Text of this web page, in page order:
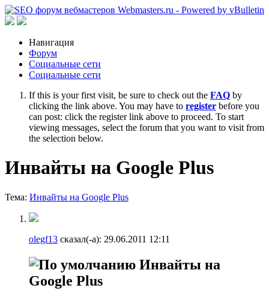
Навигация
Форум
Cоциальные сети
Социальные сети
If this is your first visit, be sure to check out the FAQ by
clicking the link above. You may have to register before you
can post: click the register link above to proceed. To start
viewing messages, select the forum that you want to visit from
the selection below.
Инвайты на Google Plus
Тема: Инвайты на Google Plus
olegf13 сказал(-а): 29.06.2011 12:11
Инвайты на
Google Plus